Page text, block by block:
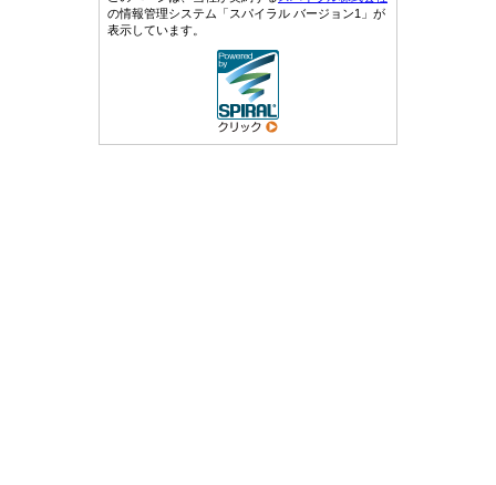
の情報管理システム「スパイラル バージョン1」が
表示しています。